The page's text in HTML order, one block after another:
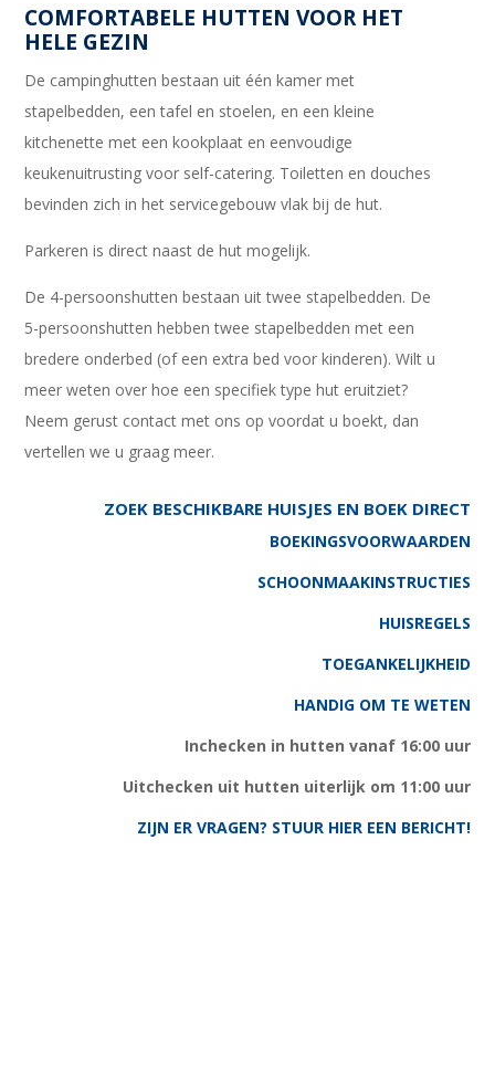
COMFORTABELE HUTTEN VOOR HET
HELE GEZIN
De campinghutten bestaan uit één kamer met
stapelbedden, een tafel en stoelen, en een kleine
kitchenette met een kookplaat en eenvoudige
keukenuitrusting voor self-catering. Toiletten en douches
bevinden zich in het servicegebouw vlak bij de hut.
Parkeren is direct naast de hut mogelijk.
De 4-persoonshutten bestaan uit twee stapelbedden. De
5-persoonshutten hebben twee stapelbedden met een
bredere onderbed (of een extra bed voor kinderen). Wilt u
meer weten over hoe een specifiek type hut eruitziet?
Neem gerust contact met ons op voordat u boekt, dan
vertellen we u graag meer.
ZOEK BESCHIKBARE HUISJES EN BOEK DIRECT
BOEKINGSVOORWAARDEN
SCHOONMAAKINSTRUCTIES
HUISREGELS
TOEGANKELIJKHEID
HANDIG OM TE WETEN
Inchecken in hutten vanaf 16:00 uur
Uitchecken uit hutten uiterlijk om 11:00 uur
ZIJN ER VRAGEN? STUUR HIER EEN BERICHT!